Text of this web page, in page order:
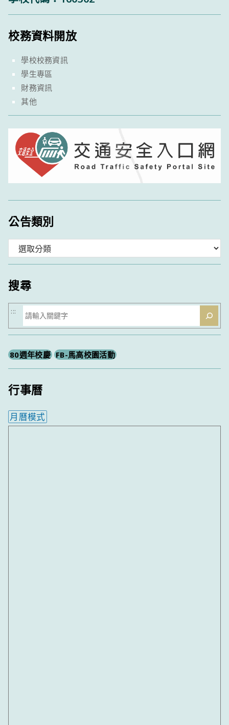
校務資料開放
學校校務資訊
學生專區
財務資訊
其他
公告類別
類
搜尋
搜
尋
:::
80週年校慶 FB-馬高校園活動
行事曆
月曆模式